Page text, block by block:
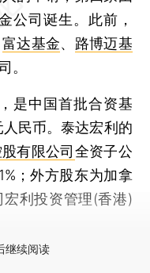
公司诞生。此前，
富达基金、 路博迈基
。
中国首批合资基
民币。泰达宏利的
有限公司 全资子公
；外方股东为加拿
利投资管理(香港)
继续阅读